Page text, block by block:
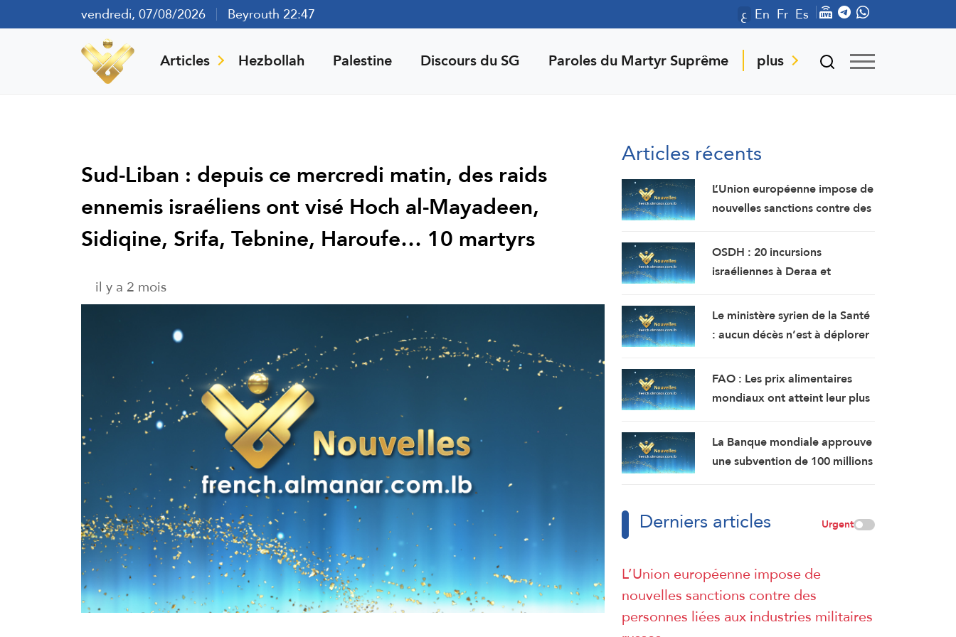
vendredi, 07/08/2026 Beyrouth 22:47 ع En Fr Es
Articles Hezbollah Palestine Discours du SG Paroles du Martyr Suprême plus
Sud-Liban : depuis ce mercredi matin, des raids
ennemis israéliens ont visé Hoch al-Mayadeen,
Sidiqine, Srifa, Tebnine, Haroufe… 10 martyrs
il y a 2 mois
Articles récents
L’Union européenne impose de
nouvelles sanctions contre des
militaires russes.
OSDH : 20 incursions
israéliennes à Deraa et
Le ministère syrien de la Santé
: aucun décès n’est à déplorer
près de Damas, mais 14
personnes ont été blessées.
FAO : Les prix alimentaires
mondiaux ont atteint leur plus
juillet.
La Banque mondiale approuve
une subvention de 100 millions
Derniers articles Urgent
L’Union européenne impose de
nouvelles sanctions contre des
personnes liées aux industries militaires